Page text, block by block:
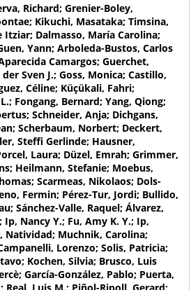
Richard; Grenier-Boley,
Kikuchi, Masataka; Timsina,
Itziar; Dalmasso, María Carolina;
Yann; Arboleda-Bustos, Carlos
Camargos; Guerchet,
Sven J.; Goss, Monica; Castillo,
Céline; Küçükali, Fahri;
Fongang, Bernard; Yang, Qiong;
Schneider, Anja; Dichgans,
Scherbaum, Norbert; Deckert,
Steffi Gerlinde; Hausner,
Laura; Düzel, Emrah; Grimmer,
Heilmann, Stefanie; Moebus,
Scarmeas, Nikolaos; Dols-
Fermin; Pérez-Tur, Jordi; Bullido,
Sánchez-Valle, Raquel; Álvarez,
Nancy Y.; Fu, Amy K. Y.; Ip,
Natividad; Muchnik, Carolina;
Lorenzo; Solis, Patricia;
Kochen, Silvia; Brusco, Luis
García-González, Pablo; Puerta,
Real, Luis M.; Piñol-Ripoll, Gerard;